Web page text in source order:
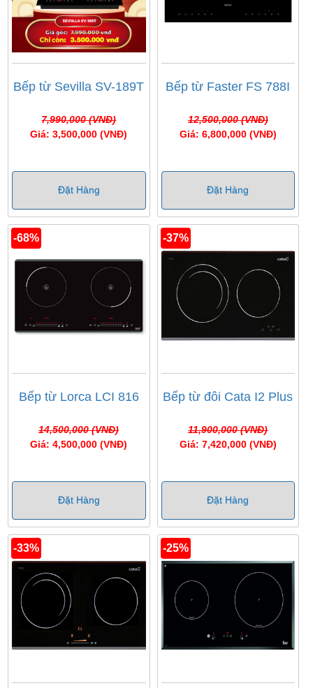
Bếp từ Sevilla SV-189T
7,990,000 (VNĐ)
Giá: 3,500,000 (VNĐ)
Đặt Hàng
Bếp từ Faster FS 788I
12,500,000 (VNĐ)
Giá: 6,800,000 (VNĐ)
Đặt Hàng
-68%
Bếp từ Lorca LCI 816
14,500,000 (VNĐ)
Giá: 4,500,000 (VNĐ)
Đặt Hàng
-37%
Bếp từ đôi Cata I2 Plus
11,900,000 (VNĐ)
Giá: 7,420,000 (VNĐ)
Đặt Hàng
-33% -25%